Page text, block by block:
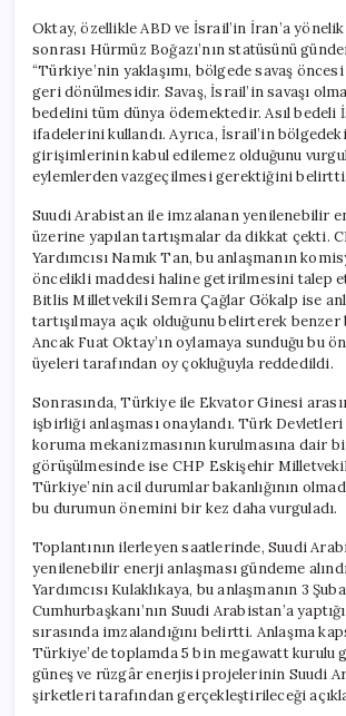
Oktay, özellikle ABD ve İsrail’in İran’a yönelik
sonrası Hürmüz Boğazı’nın statüsünü
“Türkiye’nin yaklaşımı, bölgede savaş
geri dönülmesidir. Savaş, İsrail’in savaşı
bedelini tüm dünya ödemektedir. Asıl bedeli
ifadelerini kullandı. Ayrıca, İsrail’in
girişimlerinin kabul edilemez olduğunu
eylemlerden vazgeçilmesi gerektiğini belirtti.
Suudi Arabistan ile imzalanan yenilenebilir
üzerine yapılan tartışmalar da dikkat çekti.
Yardımcısı Namık Tan, bu anlaşmanın
öncelikli maddesi haline getirilmesini talep
Bitlis Milletvekili Semra Çağlar Gökalp ise
tartışılmaya açık olduğunu belirterek
Ancak Fuat Oktay’ın oylamaya sunduğu bu
üyeleri tarafından oy çokluğuyla reddedildi.
Sonrasında, Türkiye ile Ekvator Ginesi
işbirliği anlaşması onaylandı. Türk Devletleri
koruma mekanizmasının kurulmasına dair
görüşülmesinde ise CHP Eskişehir
Türkiye’nin acil durumlar bakanlığının
bu durumun önemini bir kez daha vurguladı.
Toplantının ilerleyen saatlerinde, Suudi
yenilenebilir enerji anlaşması gündeme
Yardımcısı Kulaklıkaya, bu anlaşmanın 3
Cumhurbaşkanı’nın Suudi Arabistan’a
sırasında imzalandığını belirtti. Anlaşma
Türkiye’de toplamda 5 bin megawatt kurulu
güneş ve rüzgâr enerjisi projelerinin Suudi
şirketleri tarafından gerçekleştirileceği